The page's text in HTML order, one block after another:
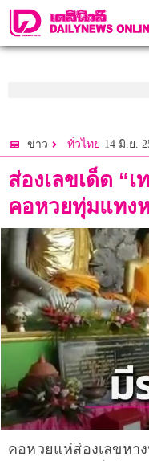
ข่าว ทั่วไทย 14 มิ.ย.
ส่องเลขเด็ด “
คอหวยทุ่มแทง
คอหวยแห่ส่องเลขหา